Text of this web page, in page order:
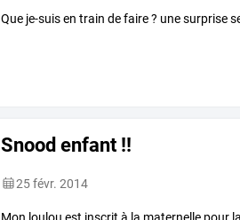
Que je-suis en train de faire ? une surprise
Snood enfant !!
25 févr. 2014
Mon loulou est inscrit à la maternelle pour la